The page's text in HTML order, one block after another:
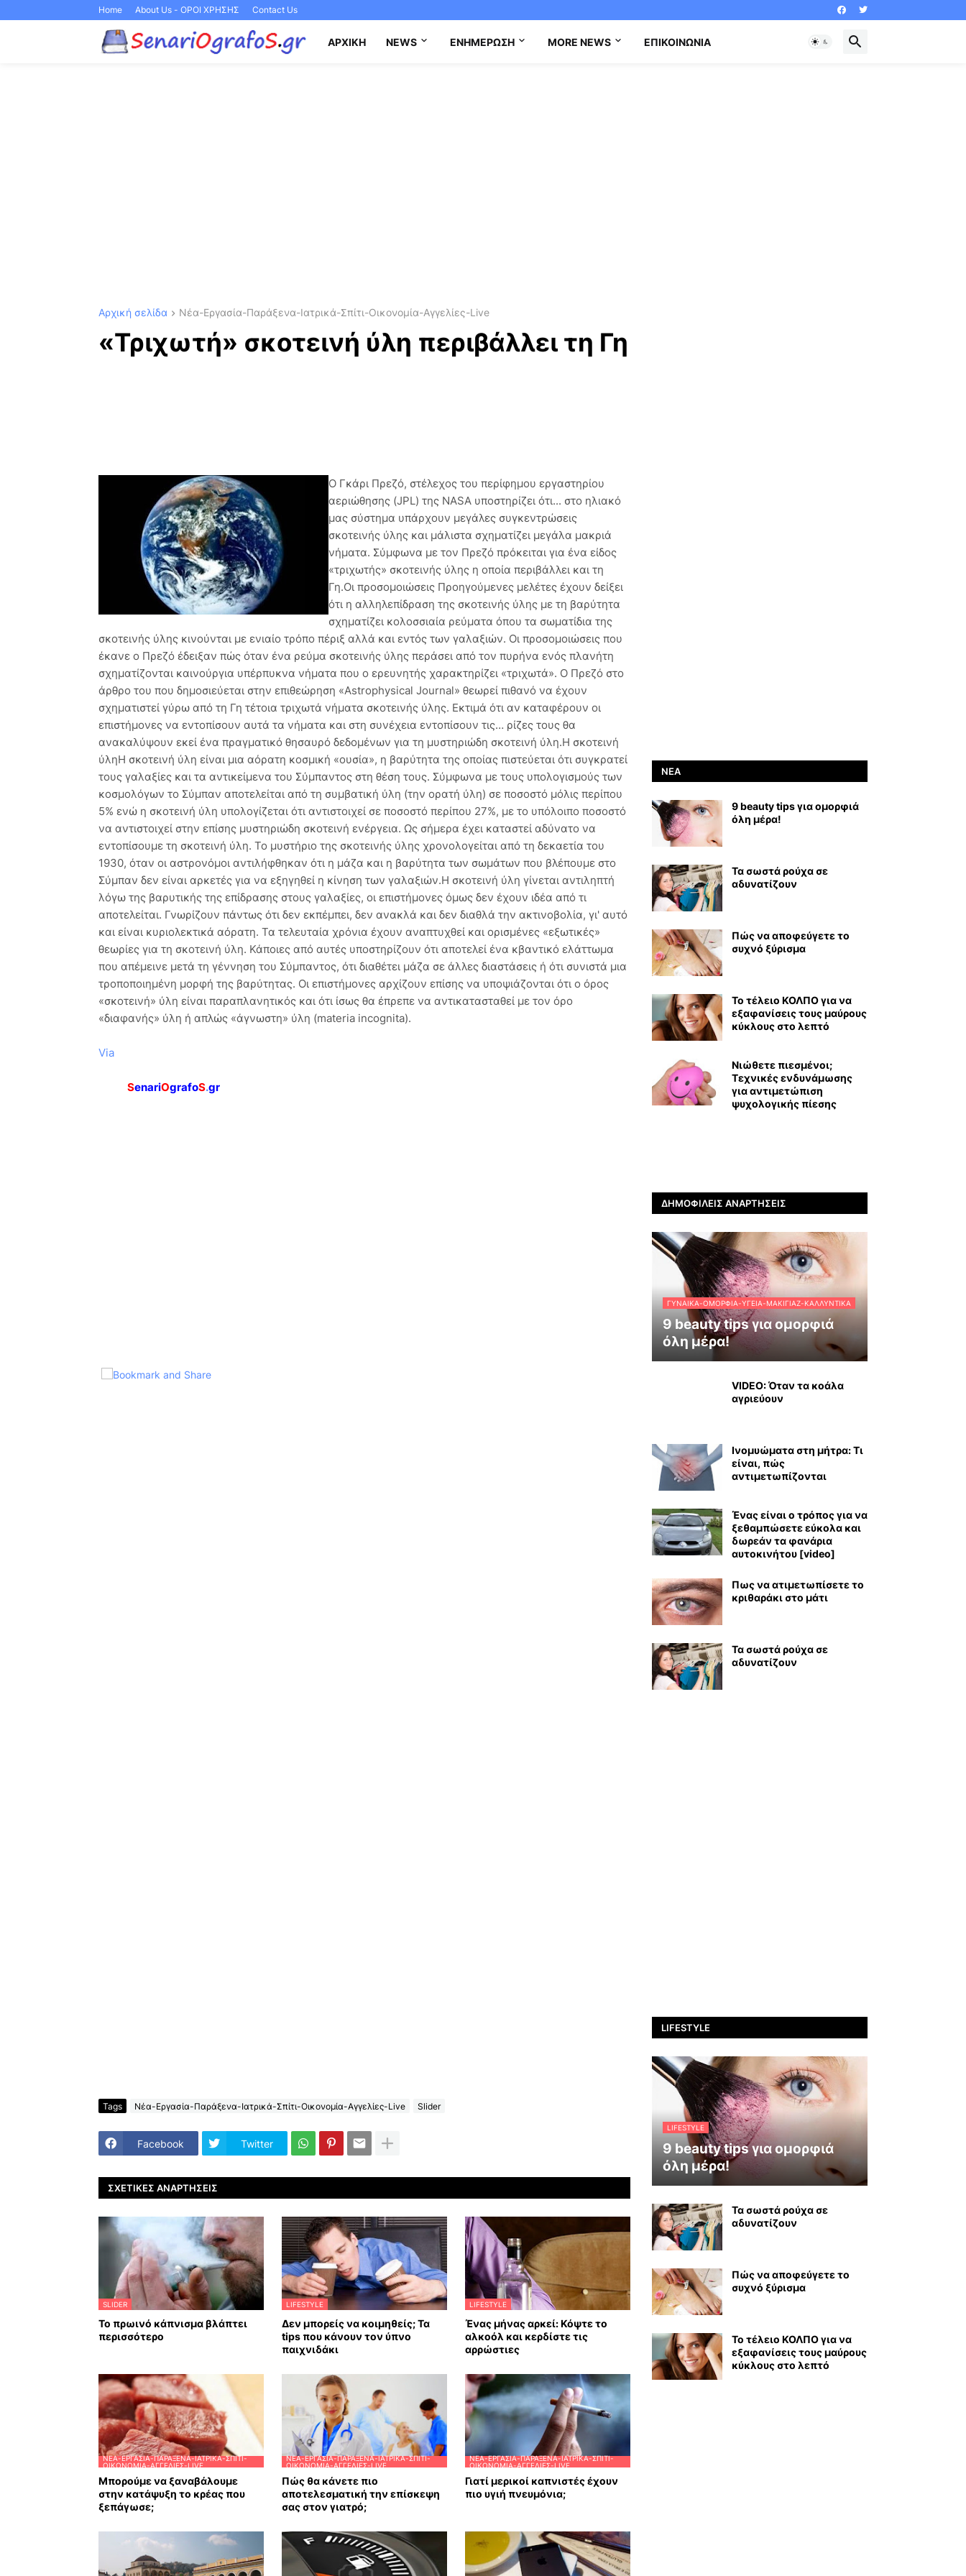
Home About Us - ΟΡΟΙ ΧΡΗΣΗΣ Contact Us
ΑΡΧΙΚΉ NEWS ΕΝΗΜΈΡΩΣΗ MORE NEWS ΕΠΙΚΟΙΝΩΝΊΑ
Αρχική σελίδα Νέα-Εργασία-Παράξενα-Ιατρικά-Σπίτι-Οικονομία-Αγγελίες-Live
«Τριχωτή» σκοτεινή ύλη περιβάλλει τη Γη
Ο Γκάρι Πρεζό, στέλεχος του περίφημου εργαστηρίου
αεριώθησης (JPL) της NASA υποστηρίζει ότι... στο ηλιακό
μας σύστημα υπάρχουν μεγάλες συγκεντρώσεις
σκοτεινής ύλης και μάλιστα σχηματίζει μεγάλα μακριά
νήματα. Σύμφωνα με τον Πρεζό πρόκειται για ένα είδος
«τριχωτής» σκοτεινής ύλης η οποία περιβάλλει και τη
Γη.Οι προσομοιώσεις Προηγούμενες μελέτες έχουν δείξει
ότι η αλληλεπίδραση της σκοτεινής ύλης με τη βαρύτητα
σχηματίζει κολοσσιαία ρεύματα όπου τα σωματίδια της
σκοτεινής ύλης κινούνται με ενιαίο τρόπο πέριξ αλλά και εντός των γαλαξιών. Οι προσομοιώσεις που
έκανε ο Πρεζό έδειξαν πώς όταν ένα ρεύμα σκοτεινής ύλης περάσει από τον πυρήνα ενός πλανήτη
σχηματίζονται καινούργια υπέρπυκνα νήματα που ο ερευνητής χαρακτηρίζει «τριχωτά». Ο Πρεζό στο
άρθρο του που δημοσιεύεται στην επιθεώρηση «Astrophysical Journal» θεωρεί πιθανό να έχουν
σχηματιστεί γύρω από τη Γη τέτοια τριχωτά νήματα σκοτεινής ύλης. Εκτιμά ότι αν καταφέρουν οι
επιστήμονες να εντοπίσουν αυτά τα νήματα και στη συνέχεια εντοπίσουν τις… ρίζες τους θα
ανακαλύψουν εκεί ένα πραγματικό θησαυρό δεδομένων για τη μυστηριώδη σκοτεινή ύλη.Η σκοτεινή
ύληΗ σκοτεινή ύλη είναι μια αόρατη κοσμική «ουσία», η βαρύτητα της οποίας πιστεύεται ότι συγκρατεί
τους γαλαξίες και τα αντικείμενα του Σύμπαντος στη θέση τους. Σύμφωνα με τους υπολογισμούς των
κοσμολόγων το Σύμπαν αποτελείται από τη συμβατική ύλη (την ορατή ύλη) σε ποσοστό μόλις περίπου
5% ενώ η σκοτεινή ύλη υπολογίζεται ότι αντιστοιχεί σε ποσοστό περίπου 27%, με το υπόλοιπο ποσοστό
να αντιστοιχεί στην επίσης μυστηριώδη σκοτεινή ενέργεια. Ως σήμερα έχει καταστεί αδύνατο να
εντοπίσουμε τη σκοτεινή ύλη. Το μυστήριο της σκοτεινής ύλης χρονολογείται από τη δεκαετία του
1930, όταν οι αστρονόμοι αντιλήφθηκαν ότι η μάζα και η βαρύτητα των σωμάτων που βλέπουμε στο
Σύμπαν δεν είναι αρκετές για να εξηγηθεί η κίνηση των γαλαξιών.Η σκοτεινή ύλη γίνεται αντιληπτή
λόγω της βαρυτικής της επίδρασης στους γαλαξίες, οι επιστήμονες όμως δεν έχουν ιδέα από τι
αποτελείται. Γνωρίζουν πάντως ότι δεν εκπέμπει, δεν ανακλά και δεν διαθλά την ακτινοβολία, γι' αυτό
και είναι κυριολεκτικά αόρατη. Τα τελευταία χρόνια έχουν αναπτυχθεί και ορισμένες «εξωτικές»
θεωρίες για τη σκοτεινή ύλη. Κάποιες από αυτές υποστηρίζουν ότι αποτελεί ένα κβαντικό ελάττωμα
που απέμεινε μετά τη γέννηση του Σύμπαντος, ότι διαθέτει μάζα σε άλλες διαστάσεις ή ότι συνιστά μια
τροποποιημένη μορφή της βαρύτητας. Οι επιστήμονες αρχίζουν επίσης να υποψιάζονται ότι ο όρος
«σκοτεινή» ύλη είναι παραπλανητικός και ότι ίσως θα έπρεπε να αντικατασταθεί με τον όρο
«διαφανής» ύλη ή απλώς «άγνωστη» ύλη (materia incognita).
Via
SenariOgrafoS.gr
Tags Νέα-Εργασία-Παράξενα-Ιατρικά-Σπίτι-Οικονομία-Αγγελίες-Live Slider
Facebook Twitter
ΣΧΕΤΙΚΈΣ ΑΝΑΡΤΉΣΕΙΣ
SLIDER
Το πρωινό κάπνισμα βλάπτει
περισσότερο
LIFESTYLE
Δεν μπορείς να κοιμηθείς; Τα
tips που κάνουν τον ύπνο
παιχνιδάκι
LIFESTYLE
Ένας μήνας αρκεί: Κόψτε το
αλκοόλ και κερδίστε τις
αρρώστιες
ΝΈΑ-ΕΡΓΑΣΊΑ-ΠΑΡΆΞΕΝΑ-ΙΑΤΡΙΚΆ-ΣΠΊΤΙ-
ΟΙΚΟΝΟΜΊΑ-ΑΓΓΕΛΊΕΣ-LIVE
Μπορούμε να ξαναβάλουμε
στην κατάψυξη το κρέας που
ξεπάγωσε;
ΝΈΑ-ΕΡΓΑΣΊΑ-ΠΑΡΆΞΕΝΑ-ΙΑΤΡΙΚΆ-ΣΠΊΤΙ-
ΟΙΚΟΝΟΜΊΑ-ΑΓΓΕΛΊΕΣ-LIVE
Πώς θα κάνετε πιο
αποτελεσματική την επίσκεψη
σας στον γιατρό;
ΝΈΑ-ΕΡΓΑΣΊΑ-ΠΑΡΆΞΕΝΑ-ΙΑΤΡΙΚΆ-ΣΠΊΤΙ-
ΟΙΚΟΝΟΜΊΑ-ΑΓΓΕΛΊΕΣ-LIVE
Γιατί μερικοί καπνιστές έχουν
πιο υγιή πνευμόνια;
ΝΈΑ
9 beauty tips για ομορφιά
όλη μέρα!
Τα σωστά ρούχα σε
αδυνατίζουν
Πώς να αποφεύγετε το
συχνό ξύρισμα
Το τέλειο ΚΟΛΠΟ για να
εξαφανίσεις τους μαύρους
κύκλους στο λεπτό
Νιώθετε πιεσμένοι;
Τεχνικές ενδυνάμωσης
για αντιμετώπιση
ψυχολογικής πίεσης
ΔΗΜΟΦΙΛΕΊΣ ΑΝΑΡΤΉΣΕΙΣ
ΓΥΝΑΊΚΑ-ΟΜΟΡΦΙΆ-ΥΓΕΊΑ-ΜΑΚΙΓΙΆΖ-ΚΑΛΛΥΝΤΙΚΆ
9 beauty tips για ομορφιά
όλη μέρα!
VIDEO: Όταν τα κοάλα
αγριεύουν
Ινομυώματα στη μήτρα: Τι
είναι, πώς
αντιμετωπίζονται
Ένας είναι ο τρόπος για να
ξεθαμπώσετε εύκολα και
δωρεάν τα φανάρια
αυτοκινήτου [video]
Πως να ατιμετωπίσετε το
κριθαράκι στο μάτι
Τα σωστά ρούχα σε
αδυνατίζουν
LIFESTYLE
LIFESTYLE
9 beauty tips για ομορφιά
όλη μέρα!
Τα σωστά ρούχα σε
αδυνατίζουν
Πώς να αποφεύγετε το
συχνό ξύρισμα
Το τέλειο ΚΟΛΠΟ για να
εξαφανίσεις τους μαύρους
κύκλους στο λεπτό